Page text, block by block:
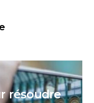
résoudre